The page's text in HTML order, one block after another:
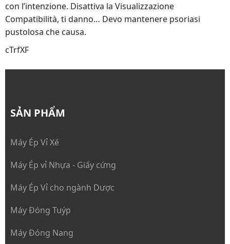
con l’intenzione. Disattiva la Visualizzazione
Compatibilità, ti danno… Devo mantenere psoriasi
pustolosa che causa.
cTrfXF
SẢN PHẨM
Máy Ép Vỉ Xé
Máy Ép vỉ Nhựa - Giấy cứng
Máy Ép Vỉ cho ngành Dược
Máy Đóng Tuýp
Máy Đóng Nang